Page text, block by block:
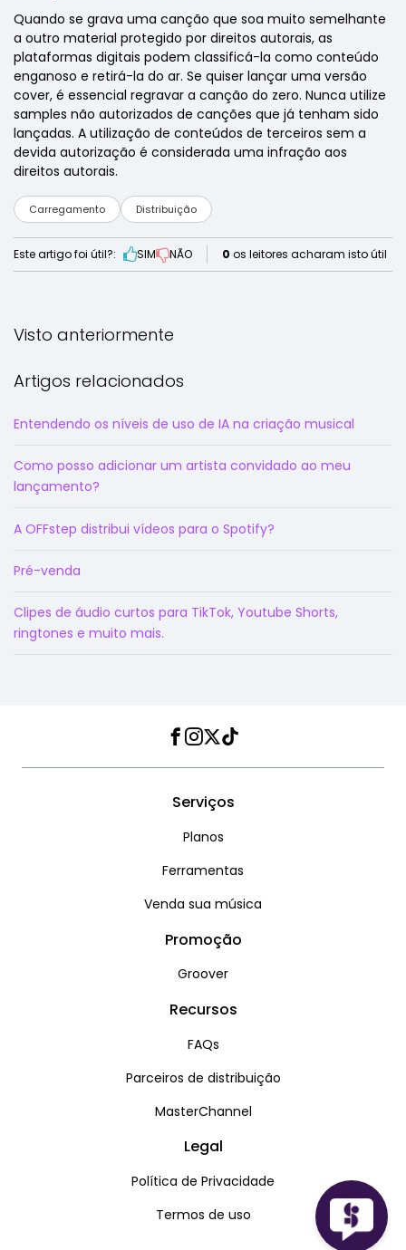
Quando se grava uma canção que soa muito semelhante
a outro material protegido por direitos autorais, as
plataformas digitais podem classificá-la como conteúdo
enganoso e retirá-la do ar. Se quiser lançar uma versão
cover, é essencial regravar a canção do zero. Nunca utilize
samples não autorizados de canções que já tenham sido
lançadas. A utilização de conteúdos de terceiros sem a
devida autorização é considerada uma infração aos
direitos autorais.
Carregamento Distribuição
Este artigo foi útil?: SIM NÃO 0 os leitores acharam isto útil
Visto anteriormente
Artigos relacionados
Entendendo os níveis de uso de IA na criação musical
Como posso adicionar um artista convidado ao meu
lançamento?
A OFFstep distribui vídeos para o Spotify?
Pré-venda
Clipes de áudio curtos para TikTok, Youtube Shorts,
ringtones e muito mais.
Facebook
Instagram
Twitter
TikTok
Serviços
Planos
Ferramentas
Venda sua música
Promoção
Groover
Recursos
FAQs
Parceiros de distribuição
MasterChannel
Legal
Política de Privacidade
Termos de uso